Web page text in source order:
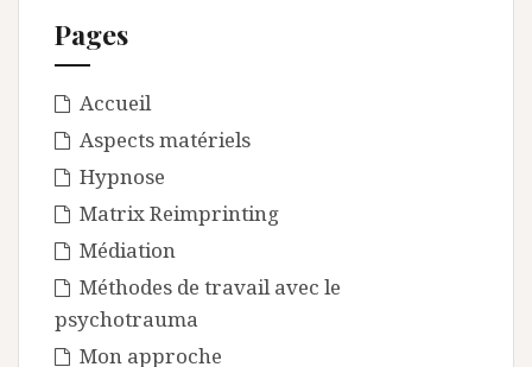
Pages
Accueil
Aspects matériels
Hypnose
Matrix Reimprinting
Médiation
Méthodes de travail avec le
psychotrauma
Mon approche